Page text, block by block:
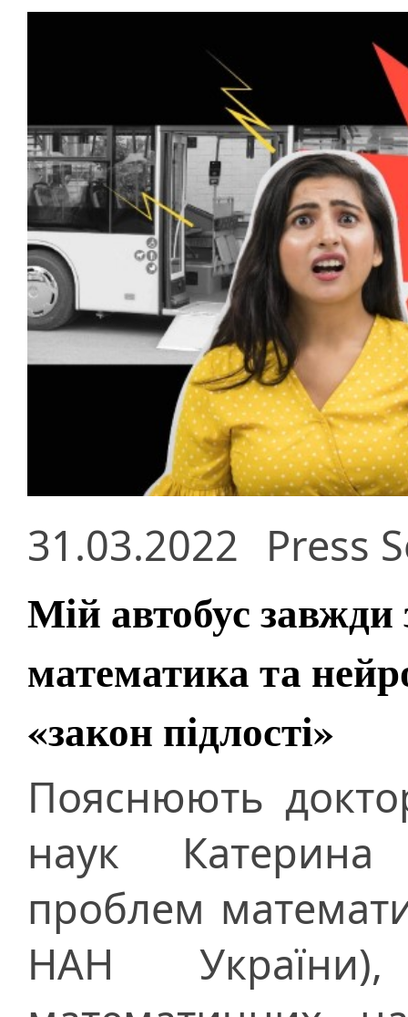
31.03.2022 Press
Мій автобус завжди
математика та
«закон підлості»
Пояснюють
наук Катерина
проблем
НАН